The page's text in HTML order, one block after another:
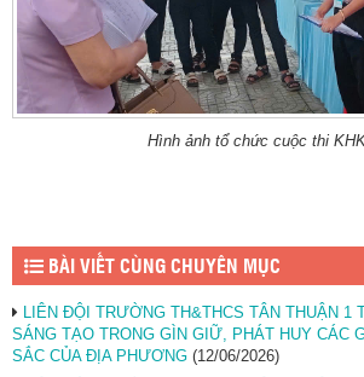
Hình ảnh tổ chức cuộc thi
BÀI VIẾT CÙNG CHUYÊN MỤC
LIÊN ĐỘI TRƯỜNG TH&THCS TÂN THUẬN 1
SÁNG TẠO TRONG GÌN GIỮ, PHÁT HUY CÁC
SẮC CỦA ĐỊA PHƯƠNG (12/06/2026)